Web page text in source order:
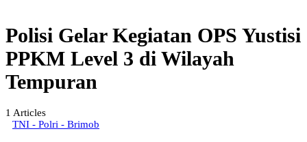
Polisi Gelar Kegiatan OPS Yustisi
PPKM Level 3 di Wilayah
Tempuran
1 Articles
TNI - Polri - Brimob